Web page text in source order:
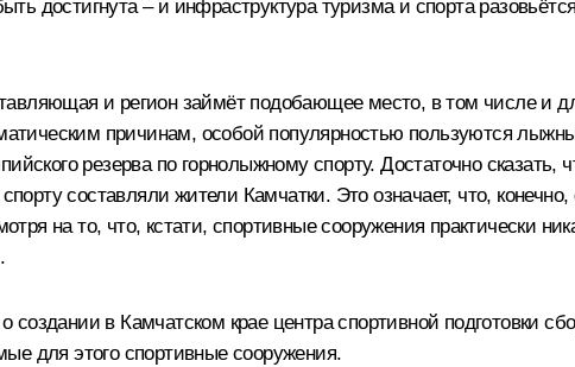
достигнута – и инфраструктура туризма и спорта
и регион займёт подобающее место, в том числе и
причинам, особой популярностью пользуются
резерва по горнолыжному спорту. Достаточно сказать,
составляли жители Камчатки. Это означает, что, конечно,
на то, что, кстати, спортивные сооружения практически
в Камчатском крае центра спортивной подготовки
для этого спортивные сооружения.